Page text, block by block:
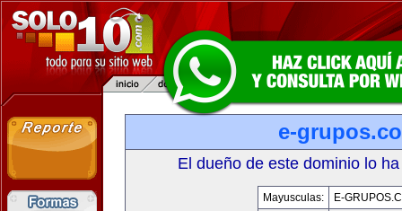
e-
El dueño de este dominio lo
Mayusculas:
E-